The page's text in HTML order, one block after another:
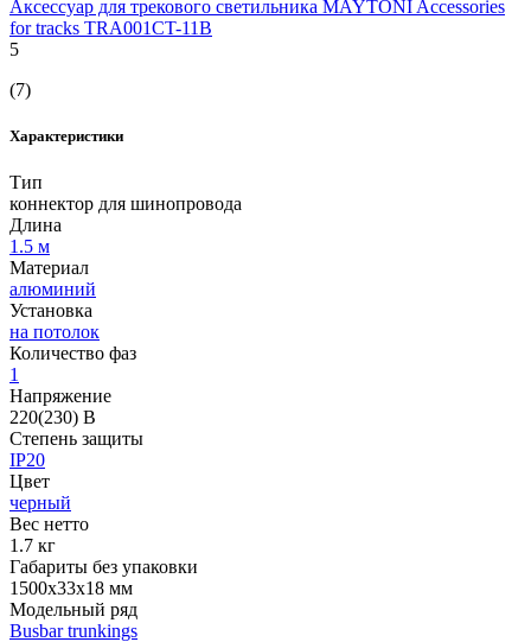
Аксессуар для трекового светильника MAYTONI Accessories
for tracks TRA001CT-11B
5
(7)
Характеристики
Тип
коннектор для шинопровода
Длина
1.5 м
Материал
алюминий
Установка
на потолок
Количество фаз
1
Напряжение
220(230) В
Степень защиты
IP20
Цвет
черный
Вес нетто
1.7 кг
Габариты без упаковки
1500х33х18 мм
Модельный ряд
Busbar trunkings